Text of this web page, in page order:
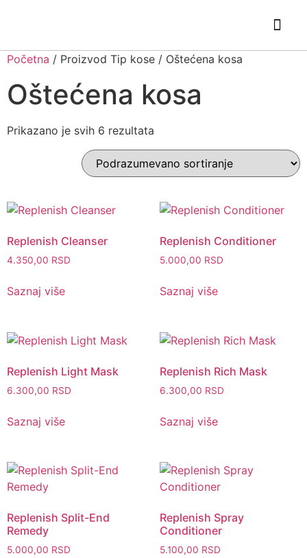
Početna / Proizvod Tip kose / Oštećena kosa
Oštećena kosa
Prikazano je svih 6 rezultata
Replenish Cleanser
4.350,00 RSD
Saznaj više
Replenish Conditioner
5.000,00 RSD
Saznaj više
Replenish Light Mask
6.300,00 RSD
Saznaj više
Replenish Rich Mask
6.300,00 RSD
Saznaj više
Replenish Split-End
Remedy
5.000,00 RSD
Replenish Spray
Conditioner
5.100,00 RSD